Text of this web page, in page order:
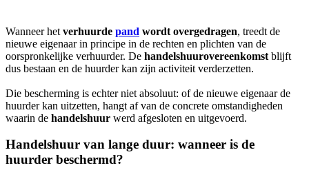
Wanneer het verhuurde pand wordt overgedragen, treedt de
nieuwe eigenaar in principe in de rechten en plichten van de
oorspronkelijke verhuurder. De handelshuurovereenkomst blijft
dus bestaan en de huurder kan zijn activiteit verderzetten.
Die bescherming is echter niet absoluut: of de nieuwe eigenaar de
huurder kan uitzetten, hangt af van de concrete omstandigheden
waarin de handelshuur werd afgesloten en uitgevoerd.
Handelshuur van lange duur: wanneer is de
huurder beschermd?